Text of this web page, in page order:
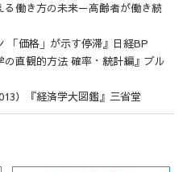
働き方の未来－高齢者が働き続
「価格」が示す停滞』日経BP
直観的方法 確率・統計編』ブル
）『経済学大図鑑』三省堂